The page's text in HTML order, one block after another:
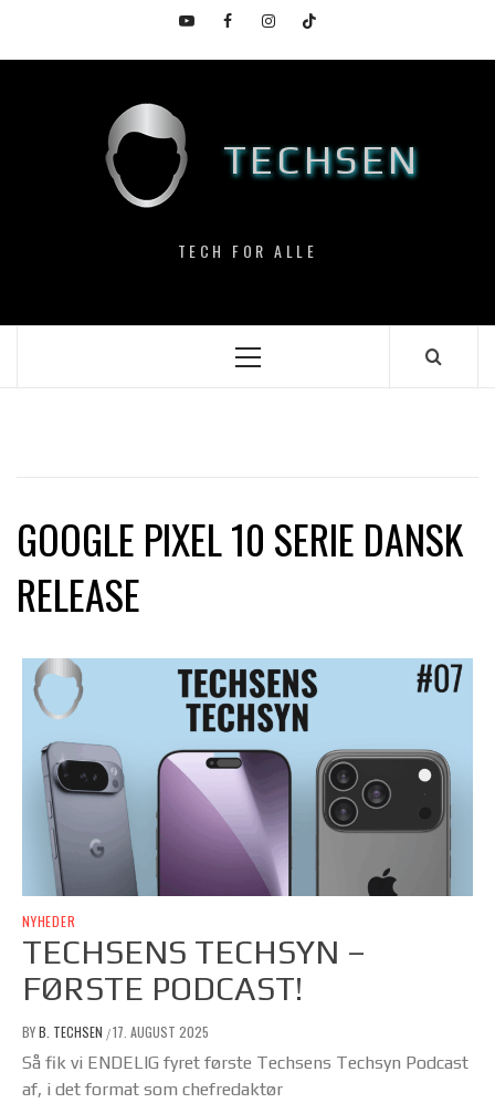
content
YouTubeFacebookInstagramTikTok
TECHSEN
TECH FOR ALLE
Primary
GOOGLE PIXEL 10 SERIE DANSK
RELEASE
NYHEDER
TECHSENS TECHSYN –
FØRSTE PODCAST!
BYB. TECHSEN /17. AUGUST 2025
Så fik vi ENDELIG fyret første Techsens Techsyn Podcast
af, i det format som chefredaktør